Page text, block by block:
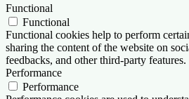
Functional
Functional
Functional cookies help to perform
sharing the content of the website on
feedbacks, and other third-party features.
Performance
Performance